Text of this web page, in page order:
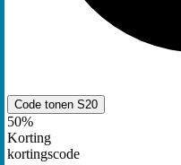
Code tonen S20
50%
Korting
kortingscode